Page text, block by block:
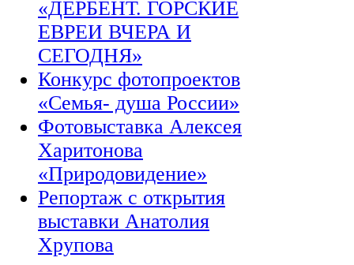
«ДЕРБЕНТ. ГОРСКИЕ
ЕВРЕИ ВЧЕРА И
СЕГОДНЯ»
Конкурс фотопроектов
«Семья- душа России»
Фотовыставка Алексея
Харитонова
«Природовидение»
Репортаж с открытия
выставки Анатолия
Хрупова